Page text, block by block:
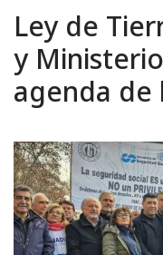
Ley de
y
agenda de